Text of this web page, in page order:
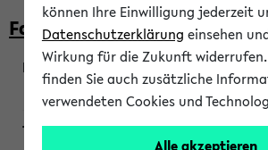
Faculty of Biology
200923
können Ihre Einwilligung jederzeit
Datenschutzerklärung einsehen
Wirkung für die Zukunft
finden Sie auch zusätzliche
verwendeten Cookies und
Alle akzeptieren